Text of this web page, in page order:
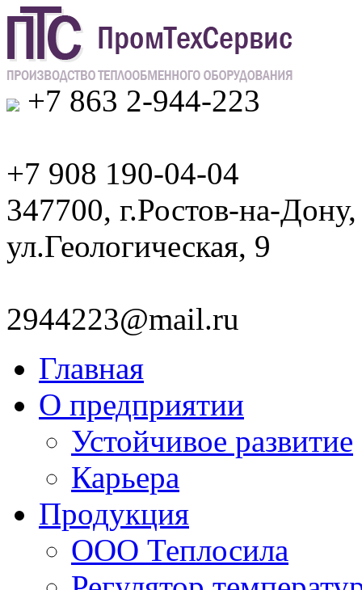
+7 863 2-944-223
+7 908 190-04-04
347700, г.Ростов-на-Дону,
ул.Геологическая, 9
2944223@mail.ru
Главная
О предприятии
Устойчивое развитие
Карьера
Продукция
ООО Теплосила